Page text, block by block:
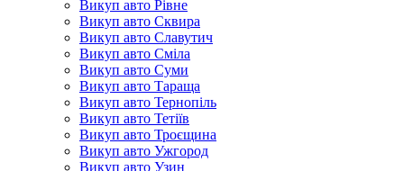
Викуп авто Рівне
Викуп авто Сквира
Викуп авто Славутич
Викуп авто Сміла
Викуп авто Суми
Викуп авто Тараща
Викуп авто Тернопіль
Викуп авто Тетіїв
Викуп авто Троєщина
Викуп авто Ужгород
Викуп авто Узин